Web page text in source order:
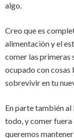
algo.
Creo que es
alimentación y el
comer las primeras
ocupado con cosas
sobrevivir en tu
En parte también
todo, y comer fuera
queremos